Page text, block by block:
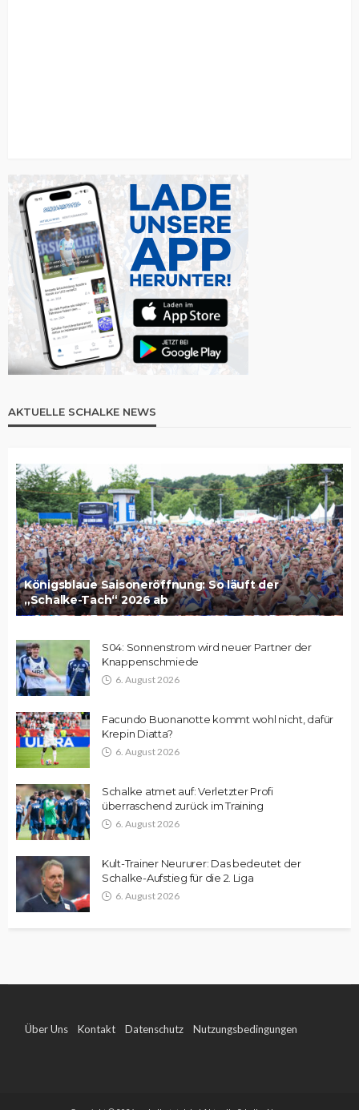
AKTUELLE SCHALKE NEWS
Königsblaue Saisoneröffnung: So läuft der
„Schalke-Tach“ 2026 ab
S04: Sonnenstrom wird neuer Partner der
Knappenschmiede
6. August 2026
Facundo Buonanotte kommt wohl nicht, dafür
Krepin Diatta?
6. August 2026
Schalke atmet auf: Verletzter Profi
überraschend zurück im Training
6. August 2026
Kult-Trainer Neururer: Das bedeutet der
Schalke-Aufstieg für die 2. Liga
6. August 2026
Über Uns Kontakt Datenschutz Nutzungsbedingungen